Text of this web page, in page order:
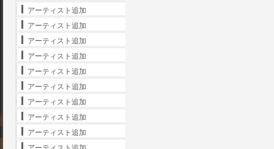
アーティスト追加
アーティスト追加
アーティスト追加
アーティスト追加
アーティスト追加
アーティスト追加
アーティスト追加
アーティスト追加
アーティスト追加